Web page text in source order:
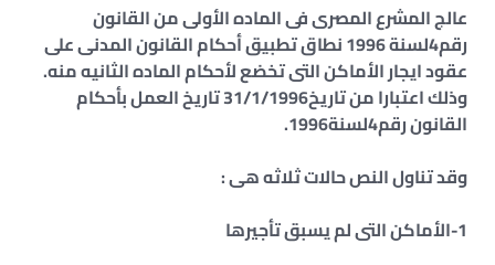
عالج المشرع المصرى فى الماده الأولى من القانون
رقم4لسنة 1996 نطاق تطبيق أحكام القانون المدنى على
عقود ايجار الأماكن التى تخضع لأحكام الماده الثانيه منه.
وذلك اعتبارا من تاريخ31/1/1996 تاريخ العمل بأحكام
القانون رقم4لسنة1996.
وقد تناول النص حالات ثلاثه هى :
1-الأماكن التى لم يسبق تأجيرها